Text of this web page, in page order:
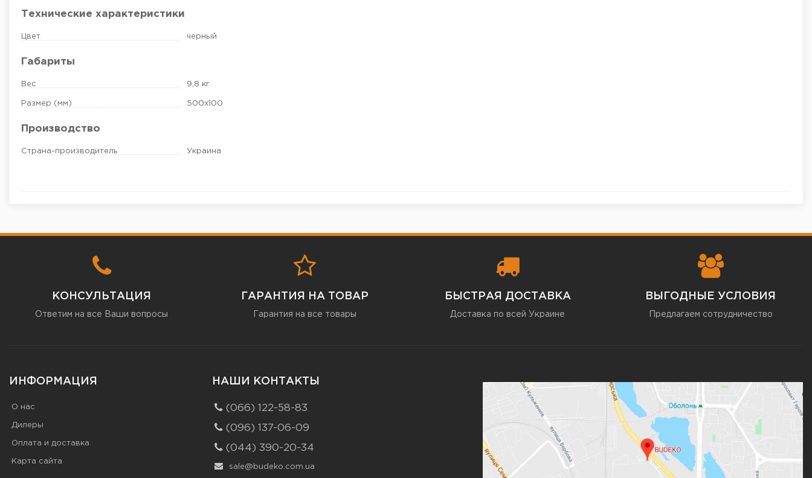
Технические характеристики
Цвет черный
Габариты
Вес 9,8 кг
Размер (мм) 500х100
Производство
Страна-производитель Украина
КОНСУЛЬТАЦИЯ
Ответим на все Ваши вопросы
ГАРАНТИЯ НА ТОВАР
Гарантия на все товары
БЫСТРАЯ ДОСТАВКА
Доставка по всей Украине
ВЫГОДНЫЕ УСЛОВИЯ
Предлагаем сотрудничество
ИНФОРМАЦИЯ
О нас
Дилеры
Оплата и доставка
Карта сайта
НАШИ КОНТАКТЫ
(066) 122-58-83
(096) 137-06-09
(044) 390-20-34
sale@budeko.com.ua